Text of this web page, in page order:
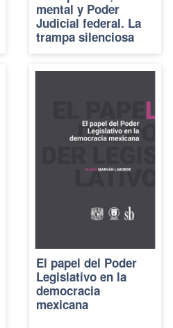
mental y Poder
Judicial federal. La
trampa silenciosa
El papel del Poder
Legislativo en la
democracia
mexicana